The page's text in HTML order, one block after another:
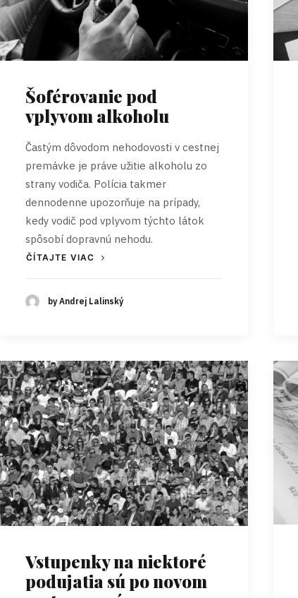
Šoférovanie pod
vplyvom alkoholu
Častým dôvodom nehodovosti v cestnej
premávke je práve užitie alkoholu zo
strany vodiča. Polícia takmer
dennodenne upozorňuje na prípady,
kedy vodič pod vplyvom týchto látok
spôsobí dopravnú nehodu.
ČÍTAJTE VIAC
by Andrej Lalinský
Vstupenky na niektoré
podujatia sú po novom